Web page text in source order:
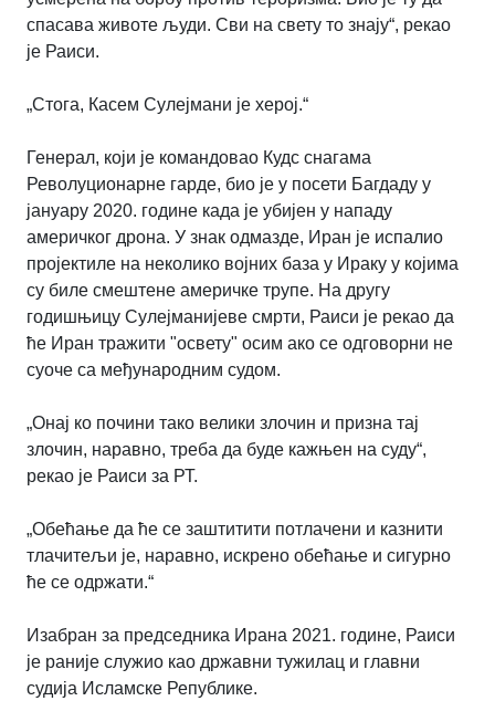
спасава животе људи. Сви на свету то знају“, рекао
је Раиси.
„Стога, Касем Сулејмани је херој.“
Генерал, који је командовао Кудс снагама
Револуционарне гарде, био је у посети Багдаду у
јануару 2020. године када је убијен у нападу
америчког дрона. У знак одмазде, Иран је испалио
пројектиле на неколико војних база у Ираку у којима
су биле смештене америчке трупе. На другу
годишњицу Сулејманијеве смрти, Раиси је рекао да
ће Иран тражити "освету" осим ако се одговорни не
суоче са међународним судом.
„Онај ко почини тако велики злочин и призна тај
злочин, наравно, треба да буде кажњен на суду“,
рекао је Раиси за РТ.
„Обећање да ће се заштитити потлачени и казнити
тлачитељи је, наравно, искрено обећање и сигурно
ће се одржати.“
Изабран за председника Ирана 2021. године, Раиси
је раније служио као државни тужилац и главни
судија Исламске Републике.